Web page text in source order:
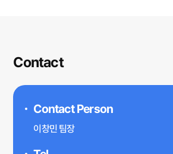
Contact
Contact Person
이창민 팀장